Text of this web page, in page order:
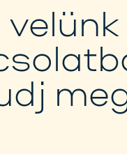
velünk